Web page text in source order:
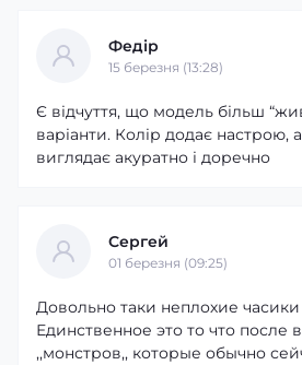
Федір
15 березня (13:28)
Є відчуття, що модель більш
варіанти. Колір додає настрою,
виглядає акуратно і доречно
Сергей
01 березня (09:25)
Довольно таки неплохие часики
Единственное это то что после
,,монстров,, которые обычно